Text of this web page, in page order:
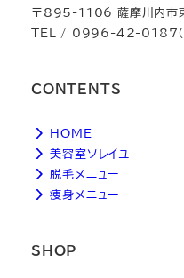
〒895-1106 薩摩川内市
TEL / 0996-42-0187
CONTENTS
HOME
美容室ソレイユ
脱毛メニュー
痩身メニュー
SHOP